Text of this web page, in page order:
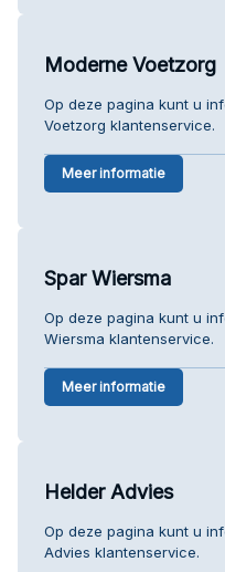
Moderne Voetzorg
Op deze pagina kunt u
Voetzorg klantenservice.
Meer informatie
Spar Wiersma
Op deze pagina kunt u
Wiersma klantenservice.
Meer informatie
Helder Advies
Op deze pagina kunt u
Advies klantenservice.